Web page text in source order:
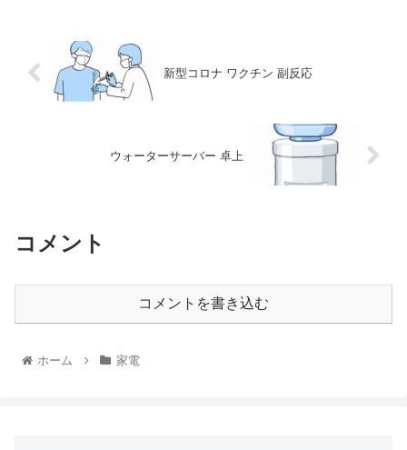
新型コロナ ワクチン 副反応
ウォーターサーバー 卓上
コメント
コメントを書き込む
ホーム 家電